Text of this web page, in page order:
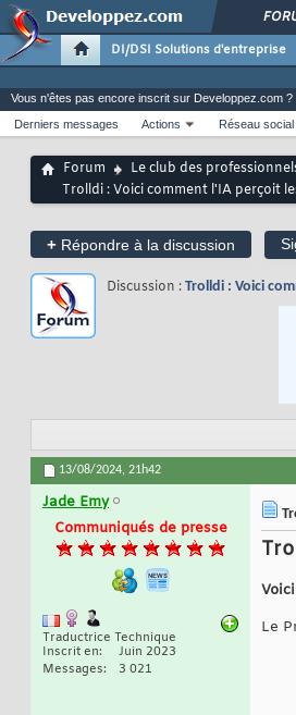
DI/DSI Solutions d'entreprise
Vous n'êtes pas encore inscrit sur Developpez.com ?
Derniers messages
Actions Réseau social
Forum Le club des
Trolldi : Voici comment l'IA perçoit
+ Répondre à la discussion
Discussion : Trolldi : Voici
13/08/2024, 21h42
Jade Emy
Communiqués de presse
Traductrice Technique
Inscrit en
Juin 2023
Messages
3 021
Le